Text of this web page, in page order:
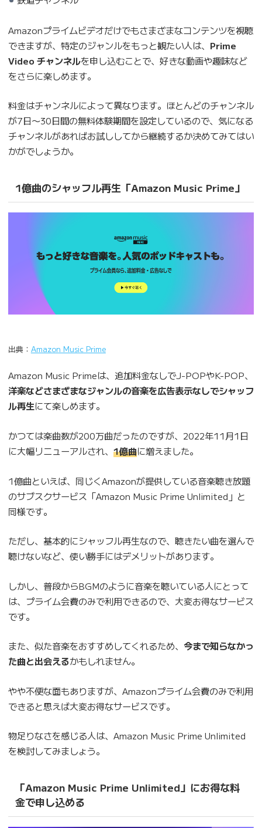
Amazonプライムビデオだけでもさまざまなコンテンツを視聴
できますが、特定のジャンルをもっと観たい人は、 Prime
Video チャンネルを申し込むことで、好きな動画や趣味など
をさらに楽しめます。
料金はチャンネルによって異なります。ほとんどのチャンネル
が7日〜30日間の無料体験期間を設定しているので、気になる
チャンネルがあればお試ししてから継続するか決めてみてはい
かがでしょうか。
1億曲のシャッフル再生「Amazon Music Prime」
出典： Amazon Music Prime
Amazon Music Primeは、追加料金なしでJ-POPやK-POP、
洋楽などさまざまなジャンルの音楽を広告表示なしでシャッフ
ル再生にて楽しめます。
かつては楽曲数が200万曲だったのですが、2022年11月1日
に大幅リニューアルされ、 1億曲に増えました。
1億曲といえば、同じくAmazonが提供している音楽聴き放題
のサブスクサービス「Amazon Music Prime Unlimited」と
同様です。
ただし、基本的にシャッフル再生なので、聴きたい曲を選んで
聴けないなど、使い勝手にはデメリットがあります。
しかし、普段からBGMのように音楽を聴いている人にとって
は、プライム会費のみで利用できるので、大変お得なサービス
です。
また、似た音楽をおすすめしてくれるため、 今まで知らなかっ
た曲と出会えるかもしれません。
やや不便な面もありますが、Amazonプライム会費のみで利用
できると思えば大変お得なサービスです。
物足りなさを感じる人は、Amazon Music Prime Unlimited
を検討してみましょう。
「Amazon Music Prime Unlimited」にお得な料
金で申し込める